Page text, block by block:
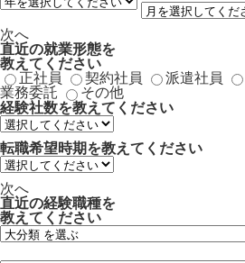
次へ
直近の就業形態を
教えてください
正社員
契約社員 派遣社員
業務委託
その他
経験社数を教えてください
転職希望時期を教えてください
次へ
直近の経験職種を
教えてください